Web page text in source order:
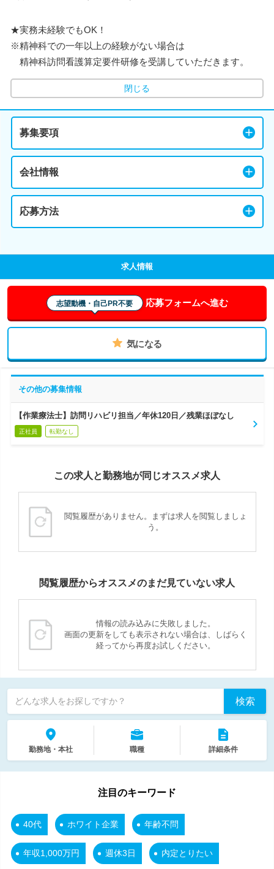
★実務未経験でもOK！
※精神科での一年以上の経験がない場合は
精神科訪問看護算定要件研修を受講していただきます。
閉じる
募集要項
会社情報
応募方法
求人情報
志望動機・自己PR不要 応募フォームへ進む
気になる
その他の募集情報
【作業療法士】訪問リハビリ担当／年休120日／残業ほぼなし
正社員 転勤なし
この求人と勤務地が同じオススメ求人
閲覧履歴がありません。まずは求人を閲覧しましょ
う。
閲覧履歴からオススメのまだ見ていない求人
情報の読み込みに失敗しました。
画面の更新をしても表示されない場合は、しばらく
経ってから再度お試しください。
どんな求人をお探しですか？ 検索
勤務地・本社 職種 詳細条件
注目のキーワード
40代 ホワイト企業 年齢不問
年収1,000万円 週休3日 内定とりたい